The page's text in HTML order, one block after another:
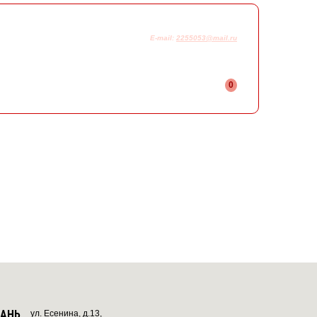
E-mail: 2255053@mail.ru
0
ул. Есенина, д.13,